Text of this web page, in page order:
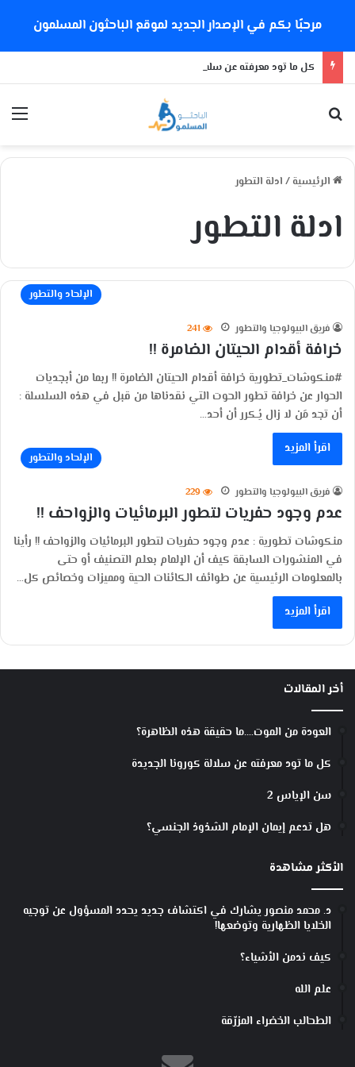
مرحبًا بكم في الإصدار الجديد لموقع الباحثون المسلمون
كل ما تود معرفته عن سلالة كورونا الجديدة
الرئيسية / ادلة التطور
ادلة التطور
الإلحاد والتطور
فريق البيولوجيا والتطور 241
خرافة أقدام الحيتان الضامرة !!
#منكوشات_تطورية خرافة أقدام الحيتان الضامرة !! ربما من أبجديات
الحوار عن خرافة تطور الحوت التي نقدناها من قبل في هذه السلسلة :
أن تجد مَن لا زال يُـكرر أن أحد…
اقرأ المزيد
الإلحاد والتطور
فريق البيولوجيا والتطور 229
عدم وجود حفريات لتطور البرمائيات والزواحف !!
منكوشات تطورية : عدم وجود حفريات لتطور البرمائيات والزواحف !! رأينا
في المنشورات السابقة كيف أن الإلمام بعلم التصنيف أو حتى
بالمعلومات الرئيسية عن طوائف الكائنات الحية ومميزات وخصائص كل…
اقرأ المزيد
أخر المقالات
العودة من الموت….ما حقيقة هذه الظاهرة؟
كل ما تود معرفته عن سلالة كورونا الجديدة
سن الإياس 2
هل تدعم إيمان الإمام الشذوذ الجنسي؟
الأكثر مشاهدة
د. محمد منصور يشارك في اكتشاف جديد يحدد المسؤول عن توجيه
الخلايا الظهارية وتوضعها!
كيف ندمن الأشياء؟
علم الله
الطحالب الخضراء المزرّقة